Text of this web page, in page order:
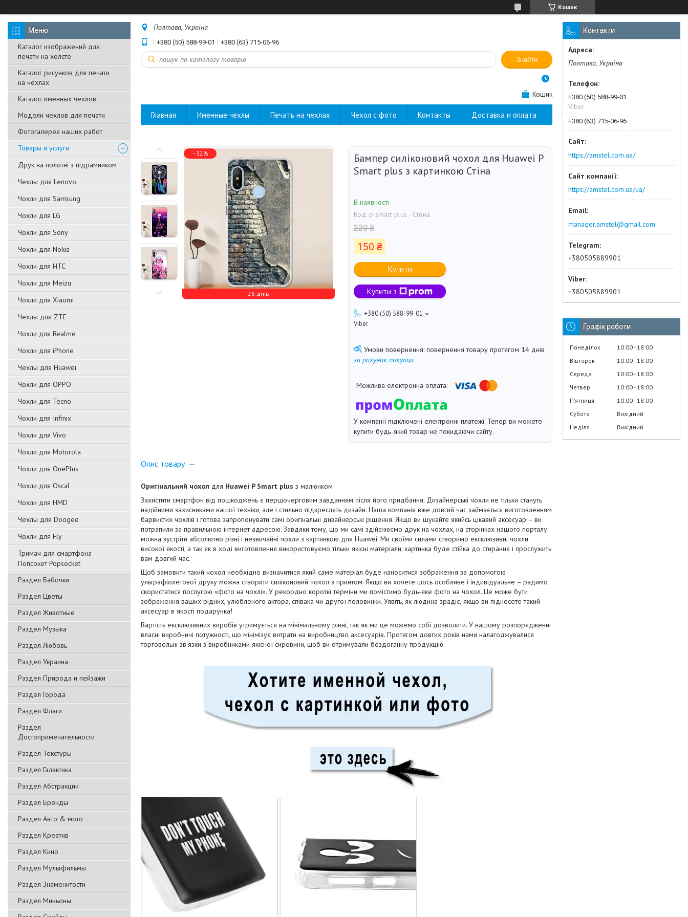
Кошик
Каталог изображений для
печати на холсте
Каталог рисунков для печати
на чехлах
Каталог именных чехлов
Модели чехлов для печати
Фотогалерея наших работ
Товары и услуги
Друк на полотні з підрамником
Чехлы для Lenovo
Чохли для Samsung
Чохли для LG
Чохли для Sony
Чохли для Nokia
Чохли для HTC
Чохли для Meizu
Чохли для Xiaomi
Чехлы для ZTE
Чохли для Realme
Чохли для iPhone
Чехлы для Huawei
Чохли для OPPO
Чохли для Tecno
Чохли для Infinix
Чохли для Vivo
Чохли для Motorola
Чохли для OnePlus
Чохли для Oscal
Чохли для HMD
Чехлы для Doogee
Чохли для Fly
Тримач для смартфона
Попсокет Popsocket
Раздел Бабочки
Раздел Цветы
Раздел Животные
Раздел Музыка
Раздел Любовь
Раздел Украина
Раздел Природа и пейзажи
Раздел Города
Раздел Флаги
Раздел
Достопримечательности
Раздел Текстуры
Раздел Галактика
Раздел Абстракции
Раздел Бренды
Раздел Авто & мото
Раздел Креатив
Раздел Кино
Раздел Мультфильмы
Раздел Знаменитости
Раздел Миньоны
Полтава, Україна
+380 (50) 588-99-01 +380 (63) 715-06-96
Знайти
Кошик
Главная Именные чехлы Печать на чехлах Чехол с фото Контакты Доставка и оплата О нас
–32%
26 днів
Бампер силіконовий чохол для Huawei P
Smart plus з картинкою Стіна
В наявності
Код: p smart plus - Стена
220 ₴
150 ₴
Купити
Купити з
+380 (50) 588-99-01
Viber
повернення товару протягом 14 днів
за рахунок покупця
У компанії підключені електронні платежі. Тепер ви можете
купити будь-який товар не покидаючи сайту.
Опис товару
Оригінальний чохол для Huawei P Smart plus з малюнком
Захистити смартфон від пошкоджень є першочерговим завданням після його придбання. Дизайнерські чохли не тільки стануть
надійними захисниками вашої техніки, але і стильно підкреслять дизайн. Наша компанія вже довгий час займається виготовленням
барвистих чохлів і готова запропонувати самі оригінальні дизайнерські рішення. Якщо ви шукайте якийсь цікавий аксесуар – ви
потрапили за правильною інтернет адресою. Завдяки тому, що ми самі здійснюємо друк на чохлах, на сторінках нашого порталу
можна зустріти абсолютно різні і незвичайні чохли з картинкою для Huawei. Ми своїми силами створимо ексклюзивні чохли
високої якості, а так як в ході виготовлення використовуємо тільки якісні матеріали, картинка буде стійка до стирання і прослужить
вам довгий час.
Щоб замовити такий чохол необхідно визначитися який саме матеріал буде наноситися зображення за допомогою
ультрафіолетової друку можна створити силіконовий чохол з принтом. Якщо ви хочете щось особливе і індивідуальне – радимо
скористатися послугою «фото на чохлі». У рекордно короткі терміни ми помістимо будь-яке фото на чохол. Це може бути
зображення ваших рідних, улюбленого актора, співака чи другої половинки. Уявіть, як людина зрадіє, якщо ви піднесете такий
аксесуар в якості подарунка!
Вартість ексклюзивних виробів утримується на мінімальному рівні, так як ми це можемо собі дозволити. У нашому розпорядженні
власні виробничі потужності, що мінімізує витрати на виробництво аксесуарів. Протягом довгих років нами налагоджувалися
торговельні зв'язки з виробниками якісної сировини, щоб ви отримували бездоганну продукцію.
Контакти
Полтава, Україна
+380 (50) 588-99-01
Viber
+380 (63) 715-06-96
https://amstel.com.ua/
https://amstel.com.ua/ua/
manager.amstel@gmail.com
+380505889901
+380505889901
Графік роботи
Понеділок 10:00 18:00
Вівторок
10:00 18:00
Середа
10:00 18:00
Четвер
10:00 18:00
Пʼятниця
10:00 18:00
Субота
Вихідний
Неділя
Вихідний